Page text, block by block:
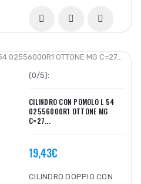
(0/5):
CILINDRO CON POMOLO L 54
02556000R1 OTTONE MG
C=27...
19,43€
CILINDRO DOPPIO CON